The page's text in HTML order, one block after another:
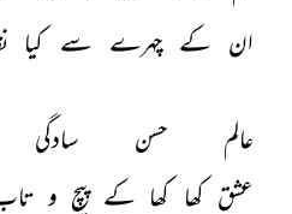
ان کے چہرے سے کیا
عالم حسن سادگی
عشق کھا کھا کے پیچ و